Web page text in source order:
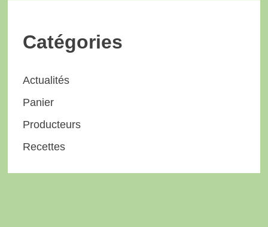
Catégories
Actualités
Panier
Producteurs
Recettes